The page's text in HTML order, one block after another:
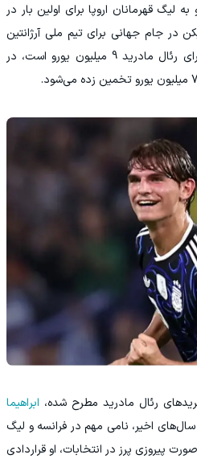
قهرمانان اروپا برای اولین بار در
در جام جهانی برای تیم ملی آرژانتین
بازی خواهد کرد. مبلغ خرید پاز برای رئال مادرید 9 میلیون یورو است، در
رئال مادرید مطرح شده، ابراهیما
سال‌های اخیر، نامی مهم در فرانسه و لیگ
پیروزی پرز در انتخابات، او قراردادی